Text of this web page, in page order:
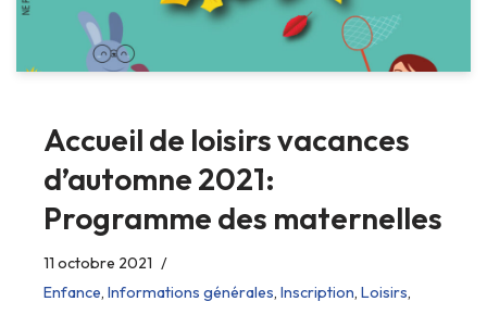
Accueil de loisirs vacances
d’automne 2021:
Programme des maternelles
11 octobre 2021
Enfance, Informations générales, Inscription, Loisirs,